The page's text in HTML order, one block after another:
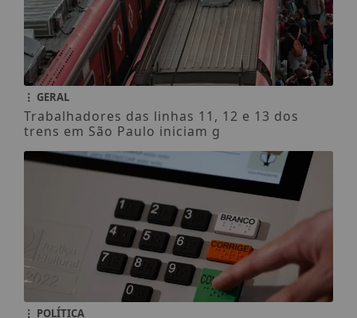
GERAL
Trabalhadores das linhas 11, 12 e 13 dos
trens em São Paulo iniciam g
POLÍTICA